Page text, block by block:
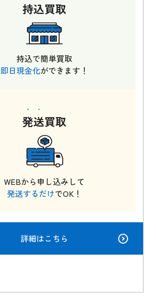
持込買取
持込で簡単買取
即日現金化ができます！
発送買取
WEBから申し込みして
発送するだけでOK！
詳細はこちら